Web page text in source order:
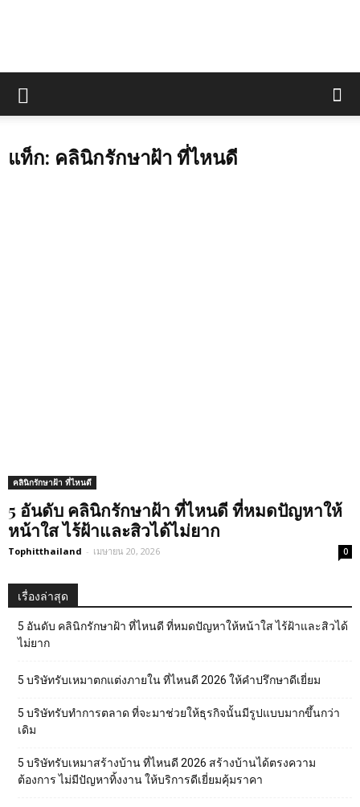
แท็ก: คลินิกรักษาฝ้า ที่ไหนดี
คลินิกรักษาฝ้า ที่ไหนดี
5 อันดับ คลินิกรักษาฝ้า ที่ไหนดี ที่หมดปัญหาให้
หน้าใส ไร้ฝ้าและสิวได้ไม่ยาก
Tophitthailand - เมษายน 20, 2026 0
เรื่องล่าสุด
5 อันดับ คลินิกรักษาฝ้า ที่ไหนดี ที่หมดปัญหาให้หน้าใส ไร้ฝ้าและสิวได้
ไม่ยาก
5 บริษัทรับเหมาตกแต่งภายใน ที่ไหนดี 2026 ให้คำปรึกษาดีเยี่ยม
5 บริษัทรับทำการตลาด ที่จะมาช่วยให้ธุรกิจนั้นมีรูปแบบมากขึ้นกว่า
เดิม
5 บริษัทรับเหมาสร้างบ้าน ที่ไหนดี 2026 สร้างบ้านได้ตรงความ
ต้องการ ไม่มีปัญหาทิ้งงาน ให้บริการดีเยี่ยมคุ้มราคา